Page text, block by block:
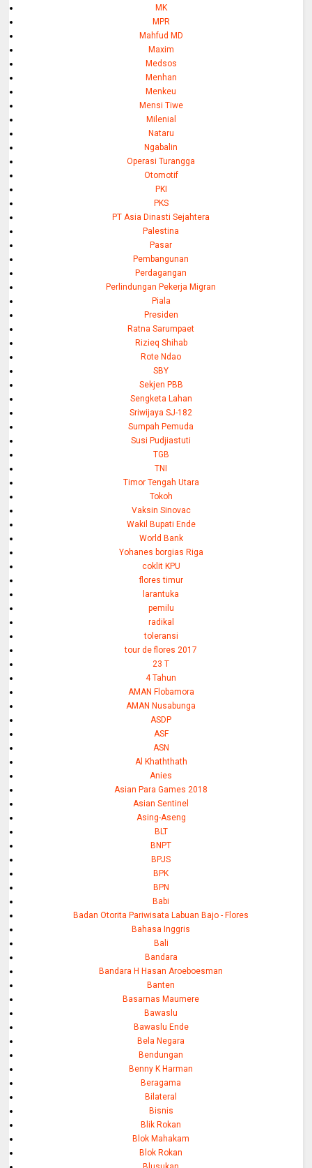
MK
MPR
Mahfud MD
Maxim
Medsos
Menhan
Menkeu
Mensi Tiwe
Milenial
Nataru
Ngabalin
Operasi Turangga
Otomotif
PKI
PKS
PT Asia Dinasti Sejahtera
Palestina
Pasar
Pembangunan
Perdagangan
Perlindungan Pekerja Migran
Piala
Presiden
Ratna Sarumpaet
Rizieq Shihab
Rote Ndao
SBY
Sekjen PBB
Sengketa Lahan
Sriwijaya SJ-182
Sumpah Pemuda
Susi Pudjiastuti
TGB
TNI
Timor Tengah Utara
Tokoh
Vaksin Sinovac
Wakil Bupati Ende
World Bank
Yohanes borgias Riga
coklit KPU
flores timur
larantuka
pemilu
radikal
toleransi
tour de flores 2017
23 T
4 Tahun
AMAN Flobamora
AMAN Nusabunga
ASDP
ASF
ASN
Al Khaththath
Anies
Asian Para Games 2018
Asian Sentinel
Asing-Aseng
BLT
BNPT
BPJS
BPK
BPN
Babi
Badan Otorita Pariwisata Labuan Bajo - Flores
Bahasa Inggris
Bali
Bandara
Bandara H Hasan Aroeboesman
Banten
Basarnas Maumere
Bawaslu
Bawaslu Ende
Bela Negara
Bendungan
Benny K Harman
Beragama
Bilateral
Bisnis
Blik Rokan
Blok Mahakam
Blok Rokan